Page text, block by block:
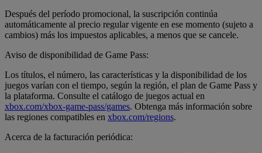
Después del período promocional, la suscripción continúa
automáticamente al precio regular vigente en ese momento (sujeto a
cambios) más los impuestos aplicables, a menos que se cancele.
Aviso de disponibilidad de Game Pass:
Los títulos, el número, las características y la disponibilidad de los
juegos varían con el tiempo, según la región, el plan de Game Pass y
la plataforma. Consulte el catálogo de juegos actual en
xbox.com/xbox-game-pass/games. Obtenga más información sobre
las regiones compatibles en xbox.com/regions.
Acerca de la facturación periódica: